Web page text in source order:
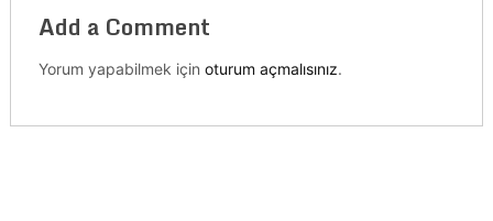
Add a Comment
Yorum yapabilmek için oturum açmalısınız.